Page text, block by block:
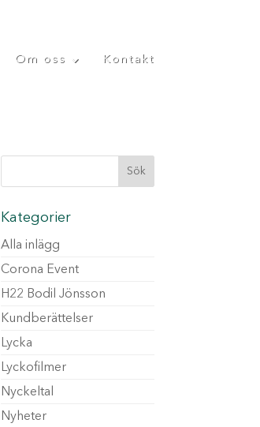
Om oss Kontakt
Kategorier
Alla inlägg
Corona Event
H22 Bodil Jönsson
Kundberättelser
Lycka
Lyckofilmer
Nyckeltal
Nyheter